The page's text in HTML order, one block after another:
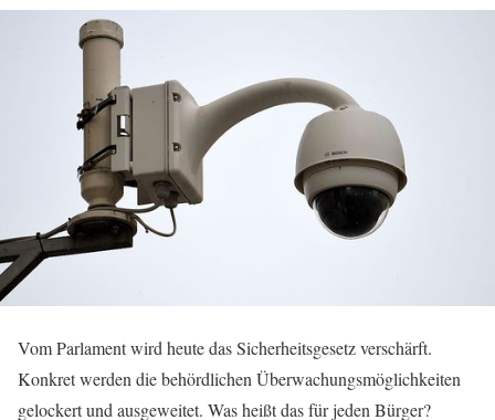
Vom Parlament wird heute das Sicherheitsgesetz verschärft.
Konkret werden die behördlichen Überwachungsmöglichkeiten
gelockert und ausgeweitet. Was heißt das für jeden Bürger?